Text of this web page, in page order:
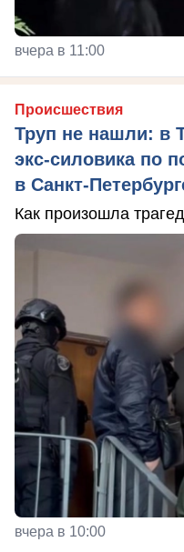
вчера в 11:00
Происшествия
Труп не нашли: в
экс-силовика по
в Санкт-
Как произошла
вчера в 10:00